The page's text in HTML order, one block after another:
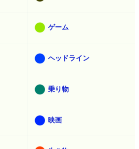
ゲーム
ヘッドライン
乗り物
映画